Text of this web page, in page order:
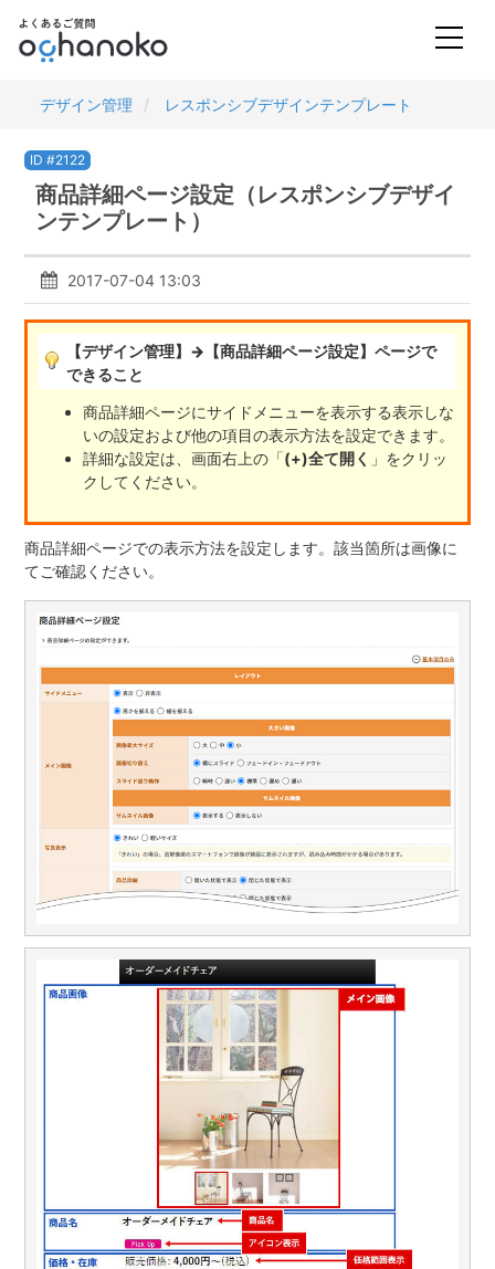
デザイン管理 レスポンシブデザインテンプレート
ID #2122
商品詳細ページ設定（レスポンシブデザイ
ンテンプレート）
2017-07-04 13:03
【デザイン管理】→【商品詳細ページ設定】 ページで
できること
商品詳細ページにサイドメニューを表示する表示しな
いの設定および他の項目の表示方法を設定できます。
詳細な設定は、画面右上の「(+)全て開く 」をクリッ
クしてください。
商品詳細ページでの表示方法を設定します。該当箇所は画像に
てご確認ください。